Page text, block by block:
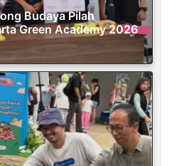
Budaya Pilah
Green Academy 2026